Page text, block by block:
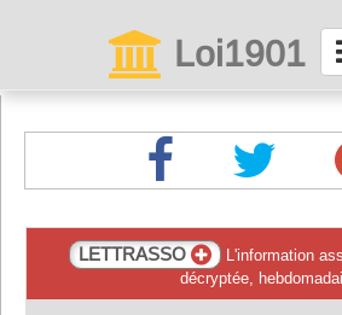
Loi1901
Abonnez-vous à LettrAsso
Menu général
LETTRASSO
L'information
décryptée,